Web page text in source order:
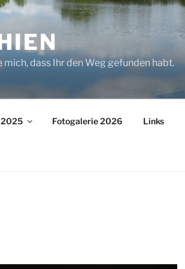
dass Ihr den Weg gefunden habt.
2025 Fotogalerie 2026 Links